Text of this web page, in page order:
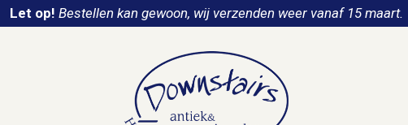
Let op! Bestellen kan gewoon, wij verzenden weer vanaf 15 maart.